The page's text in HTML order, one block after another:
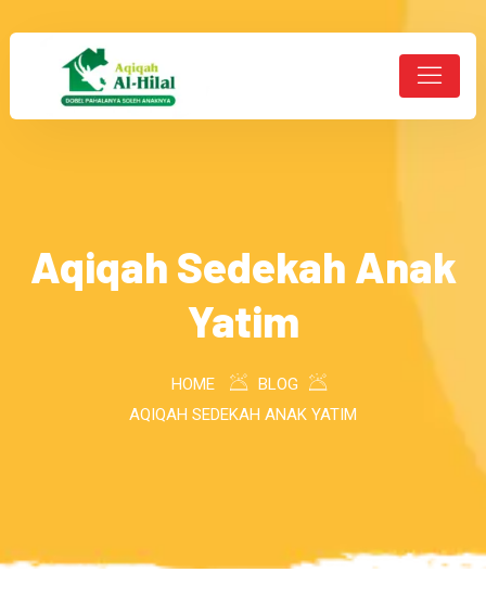
Aqiqah Sedekah Anak
Yatim
HOME
BLOG
AQIQAH SEDEKAH ANAK YATIM